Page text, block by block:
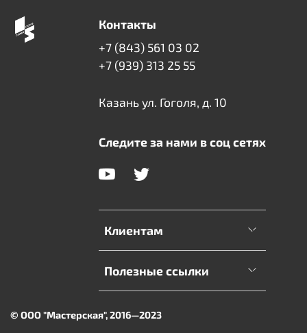
Клиентам
Полезные ссылки
Контакты
+7 (843) 561 03 02
+7 (939) 313 25 55
Казань ул. Гоголя, д. 10
Следите за нами в соц сетях
© ООО "Мастерская", 2016—2023